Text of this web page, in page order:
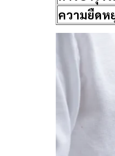
ความยืดห